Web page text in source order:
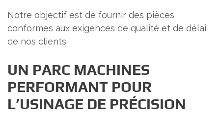
Notre objectif est de fournir des pièces
conformes aux exigences de qualité et de délai
de nos clients.
UN PARC MACHINES
PERFORMANT POUR
L’USINAGE DE PRÉCISION